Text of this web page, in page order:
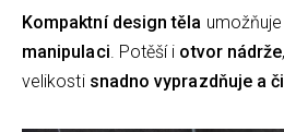
Kompaktní design těla umožňuje
manipulaci . Potěší i otvor nádrže
velikosti snadnovyprazdňuje a